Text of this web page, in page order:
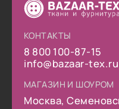
КОНТАКТЫ
8 800 100-87-15
info@bazaar-tex.ru
МАГАЗИН И ШОУРОМ
Москва,